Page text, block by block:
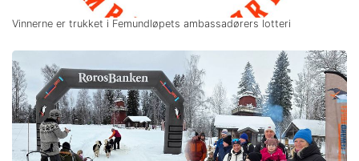
Vinnerne er trukket i Femundløpets ambassadørers lotteri